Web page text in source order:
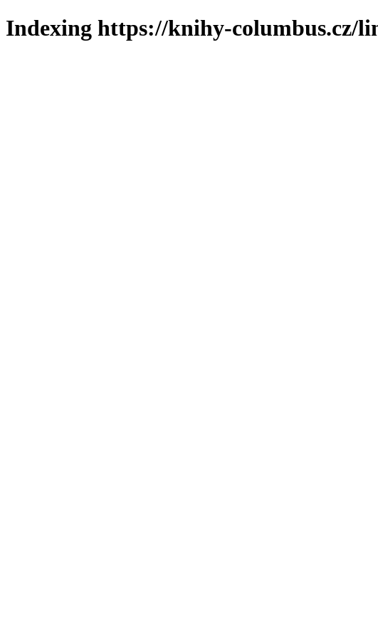
Indexing https://knihy-columbus.cz/